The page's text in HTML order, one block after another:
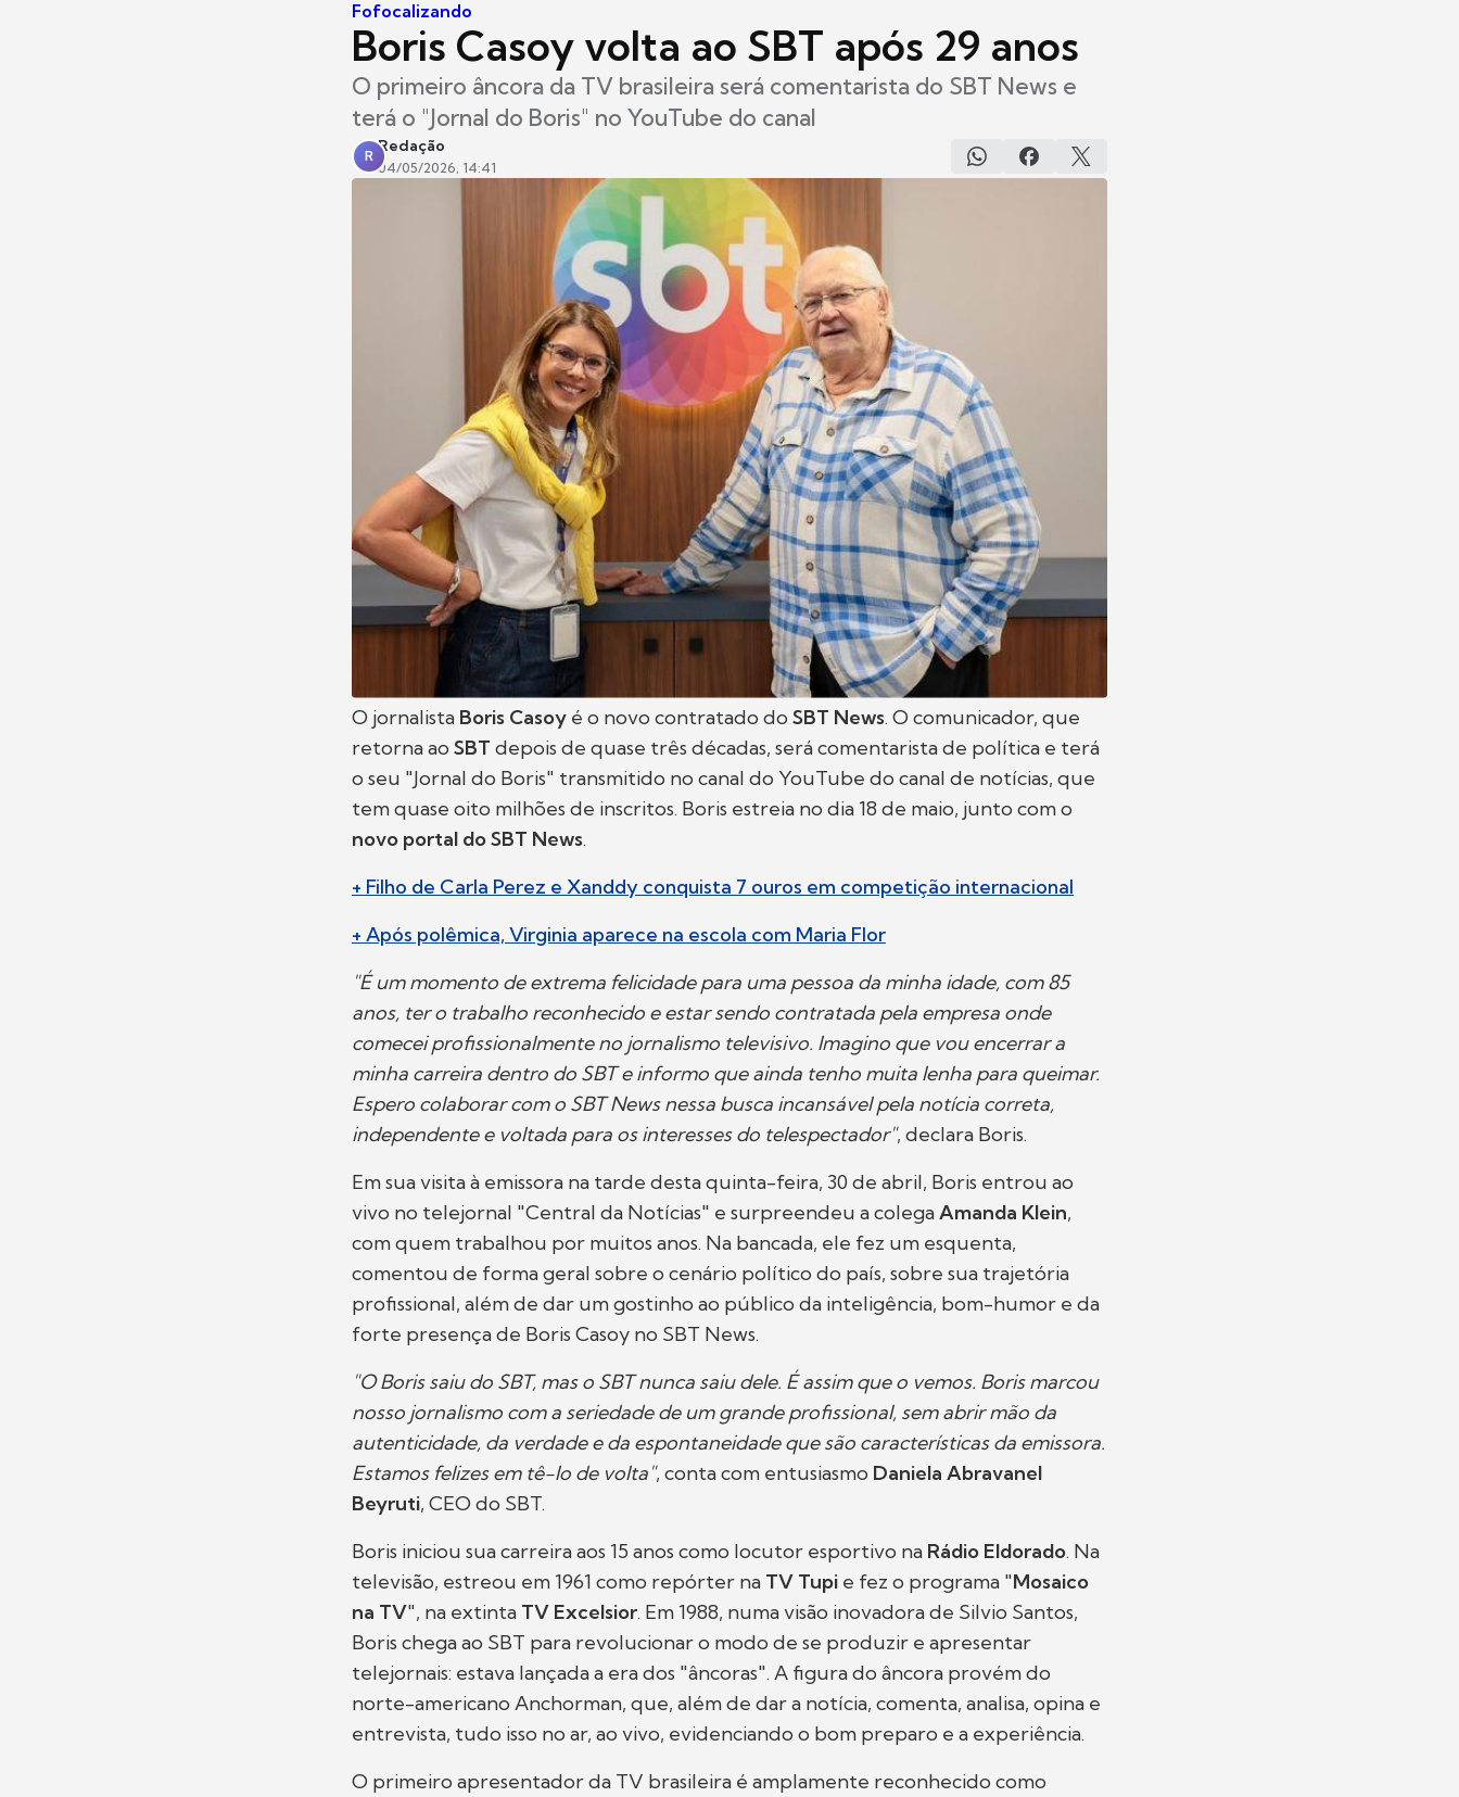
Fofocalizando
Boris Casoy volta ao SBT após 29 anos
O primeiro âncora da TV brasileira será comentarista do SBT News e
terá o "Jornal do Boris" no YouTube do canal
R
Redação
04/05/2026, 14:41
O jornalista Boris Casoy é o novo contratado do SBT News. O comunicador, que
retorna ao SBT depois de quase três décadas, será comentarista de política e terá
o seu "Jornal do Boris" transmitido no canal do YouTube do canal de notícias, que
tem quase oito milhões de inscritos. Boris estreia no dia 18 de maio, junto com o
novo portal do SBT News.
+ Filho de Carla Perez e Xanddy conquista 7 ouros em competição internacional
+ Após polêmica, Virginia aparece na escola com Maria Flor
"É um momento de extrema felicidade para uma pessoa da minha idade, com 85
anos, ter o trabalho reconhecido e estar sendo contratada pela empresa onde
comecei profissionalmente no jornalismo televisivo. Imagino que vou encerrar a
minha carreira dentro do SBT e informo que ainda tenho muita lenha para queimar.
Espero colaborar com o SBT News nessa busca incansável pela notícia correta,
independente e voltada para os interesses do telespectador", declara Boris.
Em sua visita à emissora na tarde desta quinta-feira, 30 de abril, Boris entrou ao
vivo no telejornal "Central da Notícias" e surpreendeu a colegaAmanda Klein,
com quem trabalhou por muitos anos. Na bancada, ele fez um esquenta,
comentou de forma geral sobre o cenário político do país, sobre sua trajetória
profissional, além de dar um gostinho ao público da inteligência, bom-humor e da
forte presença de Boris Casoy no SBT News.
"O Boris saiu do SBT, mas o SBT nunca saiu dele. É assim que o vemos. Boris marcou
nosso jornalismo com a seriedade de um grande profissional, sem abrir mão da
autenticidade, da verdade e da espontaneidade que são características da emissora.
Estamos felizes em tê-lo de volta", conta com entusiasmo Daniela Abravanel
Beyruti, CEO do SBT.
Boris iniciou sua carreira aos 15 anos como locutor esportivo na Rádio Eldorado. Na
televisão, estreou em 1961 como repórter na TV Tupi e fez o programa "Mosaico
na TV", na extinta TV Excelsior. Em 1988, numa visão inovadora de Silvio Santos,
Boris chega ao SBT para revolucionar o modo de se produzir e apresentar
telejornais: estava lançada a era dos "âncoras". A figura do âncora provém do
norte-americano Anchorman, que, além de dar a notícia, comenta, analisa, opina e
entrevista, tudo isso no ar, ao vivo, evidenciando o bom preparo e a experiência.
O primeiro apresentador da TV brasileira é amplamente reconhecido como